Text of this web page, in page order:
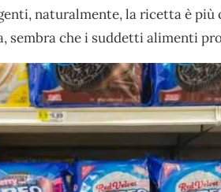
naturalmente, la ricetta è più
sembra che i suddetti alimenti